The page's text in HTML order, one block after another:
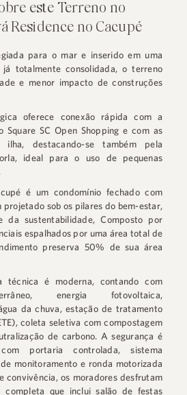
este Terreno no
Residence no Cacupé
para o mar e inserido em uma
já totalmente consolidada, o terreno
e menor impacto de construções
oferece conexão rápida com a
Square SC Open Shopping e com as
destacando-se também pela
ideal para o uso de pequenas
é um condomínio fechado com
sob os pilares do bem-estar,
da sustentabilidade, Composto por
espalhados por uma área total de
preserva 50% de sua área
técnica é moderna, contando com
energia fotovoltaica,
da chuva, estação de tratamento
coleta seletiva com compostagem
de carbono. A segurança é
portaria controlada, sistema
monitoramento e ronda motorizada
convivência, os moradores desfrutam
completa que inclui salão de festas